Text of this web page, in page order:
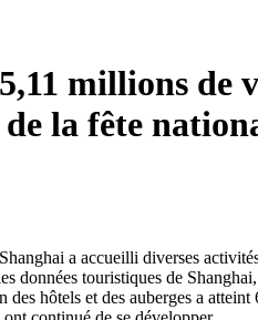
millions de
la fête
a accueilli diverses
données touristiques de
hôtels et des auberges a